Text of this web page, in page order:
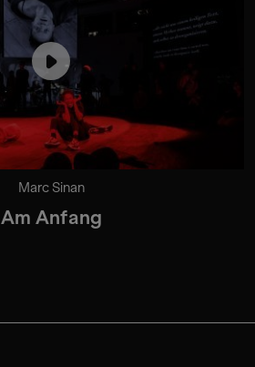
Marc Sinan
Am Anfang